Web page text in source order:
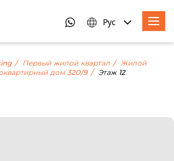
Рус
Первый жилой квартал
Жилой
дом 320/9 Этаж 12